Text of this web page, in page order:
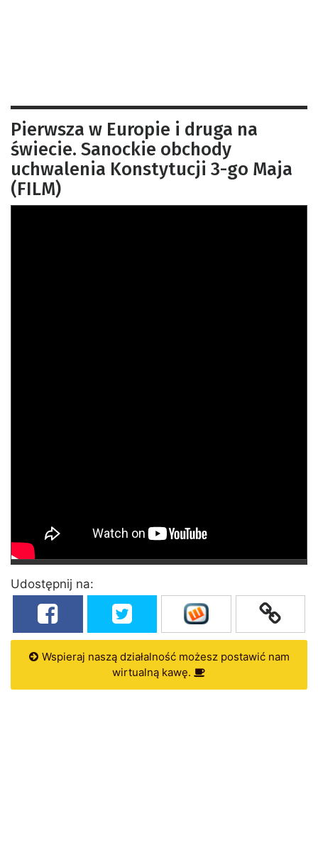
Pierwsza w Europie i druga na
świecie. Sanockie obchody
uchwalenia Konstytucji 3-go Maja
(FILM)
Udostępnij na:
Wspieraj naszą działalność możesz postawić nam
wirtualną kawę.